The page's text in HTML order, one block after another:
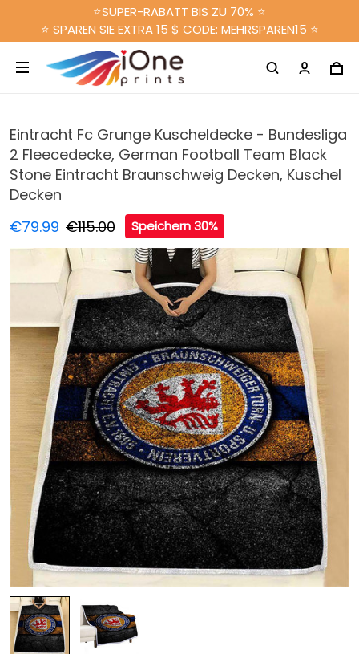
⭐SUPER-RABATT BIS ZU 70% ⭐
⭐ SPAREN SIE EXTRA 15 $ CODE: MEHRSPAREN15 ⭐
Eintracht Fc Grunge Kuscheldecke - Bundesliga
2 Fleecedecke, German Football Team Black
Stone Eintracht Braunschweig Decken, Kuschel
Decken
€79.99 €115.00 Speichern 30%